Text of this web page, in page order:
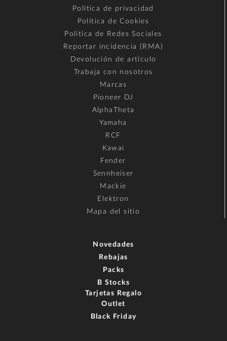
Política de privacidad
Política de Cookies
Política de Redes Sociales
Reportar incidencia (RMA)
Devolución de artículo
Trabaja con nosotros
Marcas
Pioneer DJ
AlphaTheta
Yamaha
RCF
Kawai
Fender
Sennheiser
Mackie
Elektron
Mapa del sitio
Novedades
Rebajas
Packs
B Stocks
Tarjetas Regalo
Outlet
Black Friday